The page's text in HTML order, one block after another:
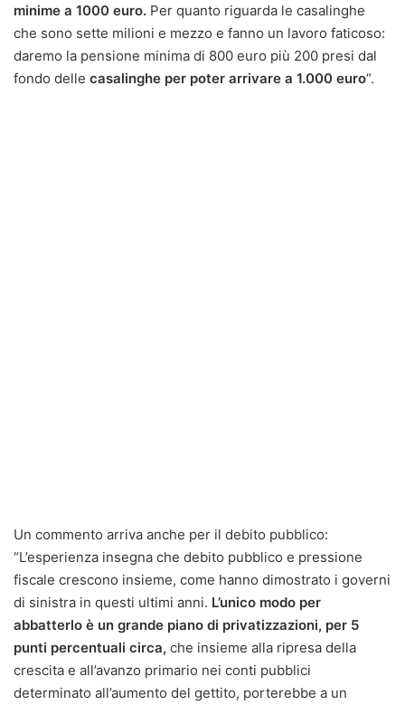
minime a 1000 euro. Per quanto riguarda le casalinghe
che sono sette milioni e mezzo e fanno un lavoro faticoso:
daremo la pensione minima di 800 euro più 200 presi dal
fondo delle casalinghe per poter arrivare a 1.000 euro“.
Un commento arriva anche per il debito pubblico:
“L’esperienza insegna che debito pubblico e pressione
fiscale crescono insieme, come hanno dimostrato i governi
di sinistra in questi ultimi anni. L’unico modo per
abbatterlo è un grande piano di privatizzazioni, per 5
punti percentuali circa, che insieme alla ripresa della
crescita e all’avanzo primario nei conti pubblici
determinato all’aumento del gettito, porterebbe a un